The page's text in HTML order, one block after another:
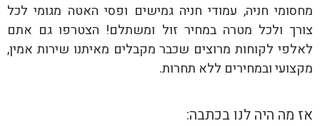
מחסומי חניה, עמודי חניה גמישים ופסי האטה מגומי לכל
צורך ולכל מטרה במחיר זול ומשתלם! הצטרפו גם אתם
לאלפי לקוחות מרוצים שכבר מקבלים מאיתנו שירות אמין,
מקצועי ובמחירים ללא תחרות.
אז מה היה לנו בכתבה: